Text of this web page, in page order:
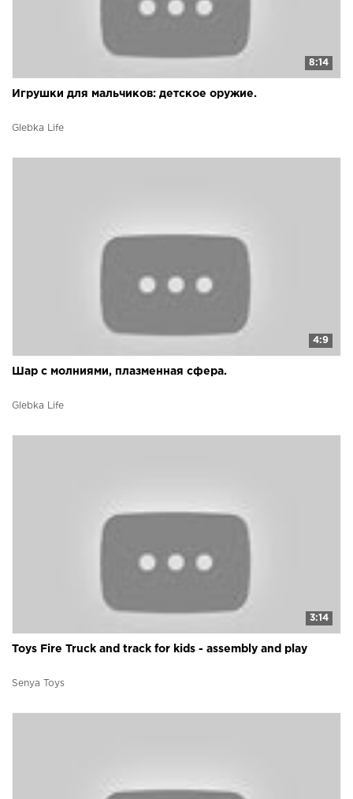
8:14
Игрушки для мальчиков: детское оружие.
Glebka Life
4:9
Шар с молниями, плазменная сфера.
Glebka Life
3:14
Toys Fire Truck and track for kids - assembly and play
Senya Toys